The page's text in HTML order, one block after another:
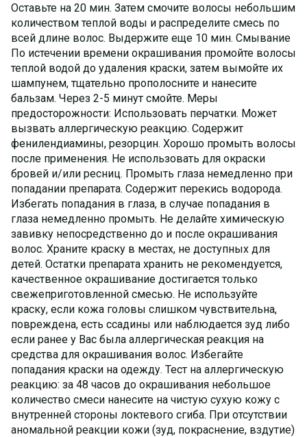
Оставьте на 20 мин. Затем смочите волосы небольшим
количеством теплой воды и распределите смесь по
всей длине волос. Выдержите еще 10 мин. Смывание
По истечении времени окрашивания промойте волосы
теплой водой до удаления краски, затем вымойте их
шампунем, тщательно прополосните и нанесите
бальзам. Через 2-5 минут смойте. Меры
предосторожности: Использовать перчатки. Может
вызвать аллергическую реакцию. Содержит
фенилендиамины, резорцин. Хорошо промыть волосы
после применения. Не использовать для окраски
бровей и/или ресниц. Промыть глаза немедленно при
попадании препарата. Содержит перекись водорода.
Избегать попадания в глаза, в случае попадания в
глаза немедленно промыть. Не делайте химическую
завивку непосредственно до и после окрашивания
волос. Храните краску в местах, не доступных для
детей. Остатки препарата хранить не рекомендуется,
качественное окрашивание достигается только
свежеприготовленной смесью. Не используйте
краску, если кожа головы слишком чувствительна,
повреждена, есть ссадины или наблюдается зуд либо
если ранее у Вас была аллергическая реакция на
средства для окрашивания волос. Избегайте
попадания краски на одежду. Тест на аллергическую
реакцию: за 48 часов до окрашивания небольшое
количество смеси нанесите на чистую сухую кожу с
внутренней стороны локтевого сгиба. При отсутствии
аномальной реакции кожи (зуд, покраснение, вздутие)